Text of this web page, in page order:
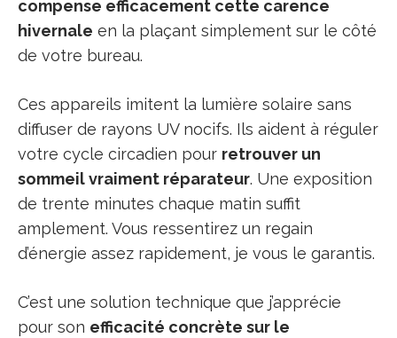
compense efficacement cette carence
hivernale en la plaçant simplement sur le côté
de votre bureau.
Ces appareils imitent la lumière solaire sans
diffuser de rayons UV nocifs. Ils aident à réguler
votre cycle circadien pour retrouver un
sommeil vraiment réparateur. Une exposition
de trente minutes chaque matin suffit
amplement. Vous ressentirez un regain
d’énergie assez rapidement, je vous le garantis.
C’est une solution technique que j’apprécie
pour son efficacité concrète sur le